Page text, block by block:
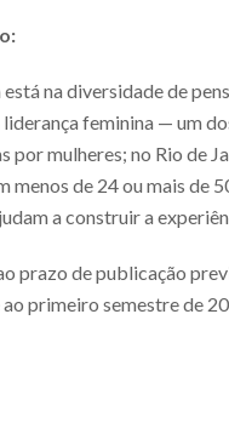
na diversidade de
feminina — um
por mulheres; no Rio de
menos de 24 ou mais de
a construir a
prazo de publicação
primeiro semestre de